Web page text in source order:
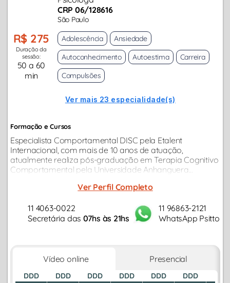
CRP 06/128616
São Paulo
R$ 275
Duração da
sessão:
50 a 60
min
Adolescência
Ansiedade
Autoconhecimento
Autoestima
Carreira
Compulsões
Ver mais 23 especialidade(s)
Formação e Cursos
Especialista Comportamental DISC pela Etalent
Internacional, com mais de 10 anos de atuação,
atualmente realiza pós-graduação em Terapia Cognitivo
Comportamental pela Universidade Anhanguera...
Ver Perfil Completo
11 4063-0022
Secretária das 07hs às 21hs
11 96863-2121
WhatsApp Psitto
Vídeo online Presencial
DDD
DDD
DDD
DDD
DDD
DDD